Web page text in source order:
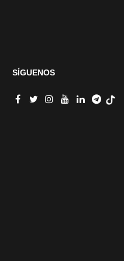
SÍGUENOS